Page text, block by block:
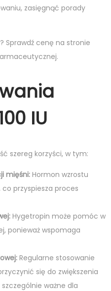
zasięgnąć porady
Sprawdź cenę na stronie
IU
szereg korzyści, w tym:
mięśni: Hormon wzrostu
przyspiesza proces
Hygetropin może pomóc w
ponieważ wspomaga
Regularne stosowanie
się do zwiększenia
ważne dla